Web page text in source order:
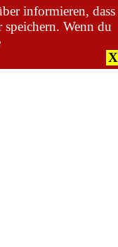
informieren, dass
Wenn du
X